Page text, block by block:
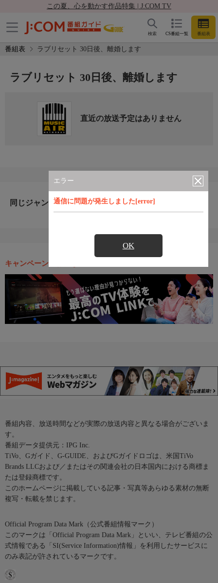
この夏、心を動かす作品特集 | J:COM TV
CS番組一覧 番組表
検索
番組表 ラブリセット 30日後、離婚します
エラー
通信に問題が発生しました[error]
OK
ラブリセット 30日後、離婚します
直近の放送予定はありません
同じジャンルのおすすめ番組
キャンペーン・お得な情報
番組内容、放送時間などが実際の放送内容と異なる場合がございま
す。
番組データ提供元：IPG Inc.
TiVo、Gガイド、G-GUIDE、およびGガイドロゴは、米国TiVo
Brands LLCおよび／またはその関連会社の日本国内における商標ま
たは登録商標です。
このホームページに掲載している記事・写真等あらゆる素材の無断
複写・転載を禁じます。
Official Program Data Mark（公式番組情報マーク）
このマークは「Official Program Data Mark」といい、テレビ番組の公
式情報である「SI(Service Information)情報」を利用したサービスに
のみ表記が許されているマークです。